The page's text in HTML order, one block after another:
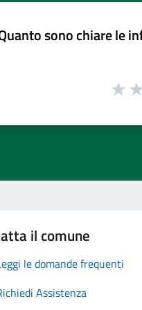
sono chiare le
il comune
le domande frequenti
Assistenza